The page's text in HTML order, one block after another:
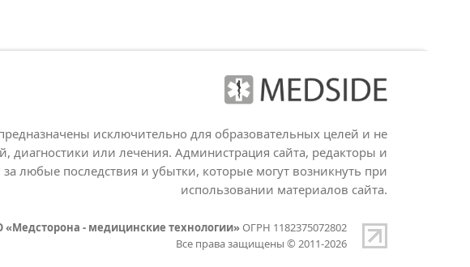
исключительно для образовательных целей и не
диагностики или лечения. Администрация сайта, редакторы и
за любые последствия и убытки, которые могут возникнуть при
использовании материалов сайта.
- медицинские технологии»ОГРН 1182375072802
Все права защищены © 2011-2026